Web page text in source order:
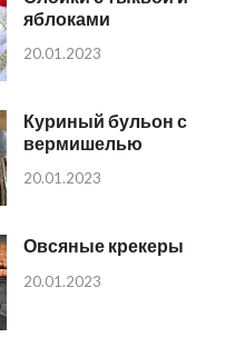
яблоками
20.01.2023
Куриный бульон с
вермишелью
20.01.2023
Овсяные крекеры
20.01.2023